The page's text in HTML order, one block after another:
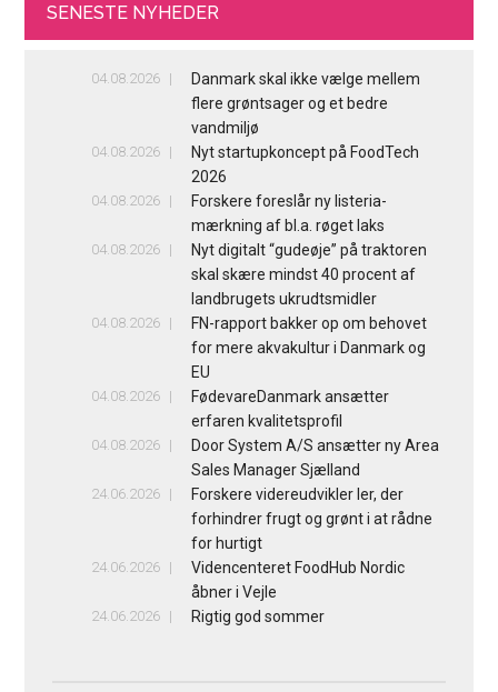
SENESTE NYHEDER
04.08.2026
Danmark skal ikke vælge mellem
flere grøntsager og et bedre
vandmiljø
04.08.2026
Nyt startupkoncept på FoodTech
2026
04.08.2026
Forskere foreslår ny listeria-
mærkning af bl.a. røget laks
04.08.2026
Nyt digitalt “gudeøje” på traktoren
skal skære mindst 40 procent af
landbrugets ukrudtsmidler
04.08.2026
FN-rapport bakker op om behovet
for mere akvakultur i Danmark og
EU
04.08.2026
FødevareDanmark ansætter
erfaren kvalitetsprofil
04.08.2026
Door System A/S ansætter ny Area
Sales Manager Sjælland
24.06.2026
Forskere videreudvikler ler, der
forhindrer frugt og grønt i at rådne
for hurtigt
24.06.2026
Videncenteret FoodHub Nordic
åbner i Vejle
24.06.2026 Rigtig god sommer